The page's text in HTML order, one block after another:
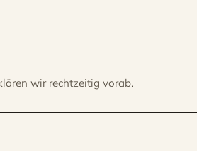
wir rechtzeitig vorab.